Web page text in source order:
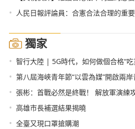
• 人民日報評論員：合憲合法合理的重
獨家
• 智行大陸 | 5G時代，如何做個合格“吃
• 第八屆海峽青年節“以雲為媒”開啟兩
• 張彬：首戰必然是終戰！ 解放軍演練
• 高雄市長補選結果揭曉
• 全臺又現口罩搶購潮